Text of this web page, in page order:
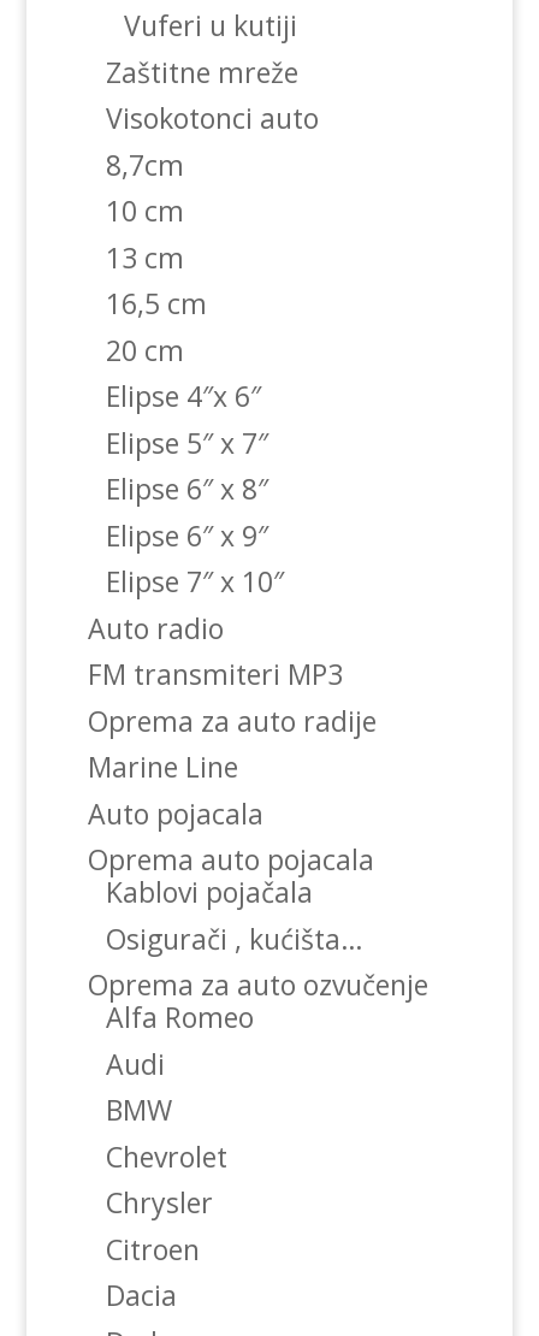
Vuferi u kutiji
Zaštitne mreže
Visokotonci auto
8,7cm
10 cm
13 cm
16,5 cm
20 cm
Elipse 4″x 6″
Elipse 5″ x 7″
Elipse 6″ x 8″
Elipse 6″ x 9″
Elipse 7″ x 10″
Auto radio
FM transmiteri MP3
Oprema za auto radije
Marine Line
Auto pojacala
Oprema auto pojacala
Kablovi pojačala
Osigurači , kućišta…
Oprema za auto ozvučenje
Alfa Romeo
Audi
BMW
Chevrolet
Chrysler
Citroen
Dacia